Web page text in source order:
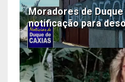
Moradores de
notificação para